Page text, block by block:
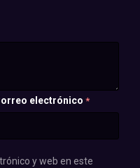
electrónico *
y web en este